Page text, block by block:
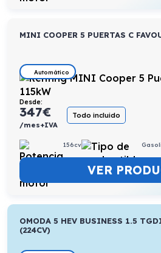
MINI COOPER 5 PUERTAS C
Automático
Desde:
347€
/mes+IVA
Todo incluido
156cv
VER
OMODA 5 HEV BUSINESS 1.5
(224CV)